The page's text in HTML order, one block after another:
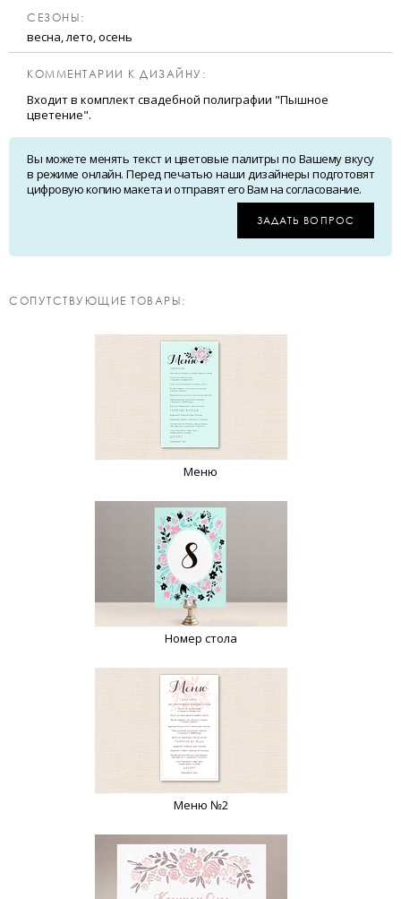
CЕЗОНЫ:
весна, лето, осень
КОММЕНТАРИИ К ДИЗАЙНУ:
Входит в комплект свадебной полиграфии "Пышное
цветение".
Вы можете менять текст и цветовые палитры по Вашему вкусу
в режиме онлайн. Перед печатью наши дизайнеры подготовят
цифровую копию макета и отправят его Вам на согласование.
ЗАДАТЬ ВОПРОС
CОПУТСТВУЮЩИЕ ТОВАРЫ:
Меню
Номер стола
Меню №2